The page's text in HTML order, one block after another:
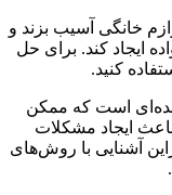
خانگی آسیب بزند و
ایجاد کند. برای حل
کنید.
است که ممکن
ایجاد مشکلات
آشنایی با روش‌های